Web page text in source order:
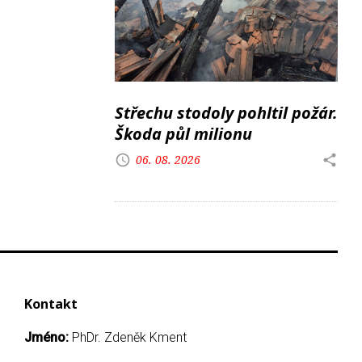
Střechu stodoly pohltil požár.
Škoda půl milionu
06. 08. 2026
Kontakt
Jméno: PhDr. Zdeněk Kment